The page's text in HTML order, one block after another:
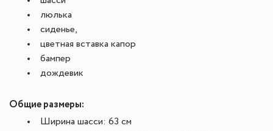
люлька
сиденье,
цветная вставка капор
бампер
дождевик
Общие размеры:
Ширина шасси: 63 см